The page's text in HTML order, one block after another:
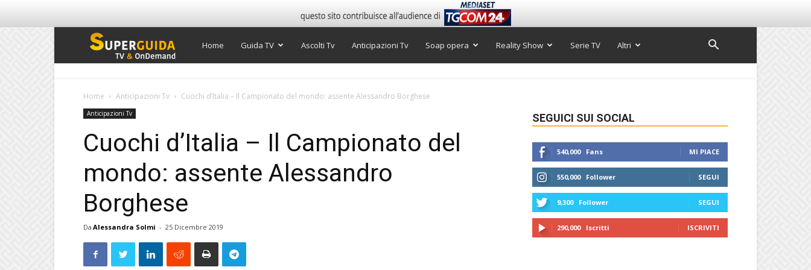
Super
Home Guida TV Ascolti Tv Anticipazioni Tv Soap opera Reality Show Serie TV Altri
Home Anticipazioni Tv Cuochi d’Italia – Il Campionato del mondo: assente Alessandro Borghese
Anticipazioni Tv
Cuochi d’Italia – Il Campionato del
mondo: assente Alessandro
Borghese
Da Alessandra Solmi - 25 Dicembre 2019
SEGUICI SUI SOCIAL
540,000 Fans MI PIACE
550,000 Follower SEGUI
9,300 Follower SEGUI
290,000 Iscritti ISCRIVITI